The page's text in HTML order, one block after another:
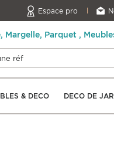
Espace pro
Margelle, Parquet ,
& DECO DECO DE